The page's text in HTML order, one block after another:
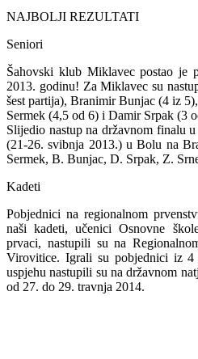
NAJBOLJI REZULTATI
Seniori
Šahovski klub Miklavec postao je
2013. godinu! Za Miklavec su
šest partija), Branimir Bunjac (4 iz
Sermek (4,5 od 6) i Damir Srpak (3
Slijedio nastup na državnom finalu
(21-26. svibnja 2013.) u Bolu na
Sermek, B. Bunjac, D. Srpak, Z.
Kadeti
Pobjednici na regionalnom
naši kadeti, učenici Osnovne
prvaci, nastupili su na
Virovitice. Igrali su pobjednici iz 4
uspjehu nastupili su na državnom
od 27. do 29. travnja 2014.